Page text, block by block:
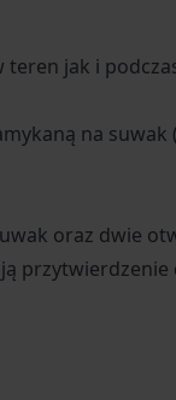
jak i
na
oraz dwie